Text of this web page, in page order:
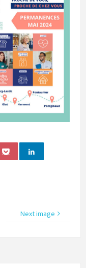
Next image